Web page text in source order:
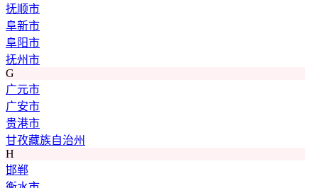
抚顺市
阜新市
阜阳市
抚州市
G
广元市
广安市
贵港市
甘孜藏族自治州
H
邯郸